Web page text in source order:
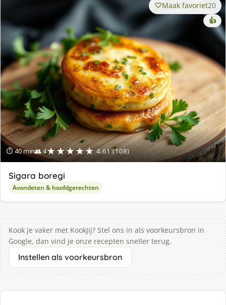
⏱ 40 min👥 4★★★★★ 4.61 (108)
Maak favoriet20
👍
Sigara boregi
Avondeten & hoofdgerechten
Kook je vaker met KookJij? Stel ons in als voorkeursbron in
Google, dan vind je onze recepten sneller terug.
Instellen als voorkeursbron